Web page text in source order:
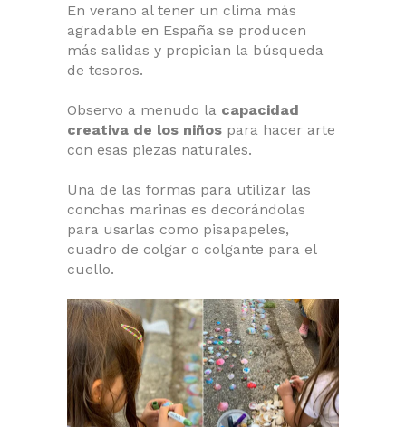
En verano al tener un clima más
agradable en España se producen
más salidas y propician la búsqueda
de tesoros.
Observo a menudo la capacidad
creativa de los niños para hacer arte
con esas piezas naturales.
Una de las formas para utilizar las
conchas marinas es decorándolas
para usarlas como pisapapeles,
cuadro de colgar o colgante para el
cuello.